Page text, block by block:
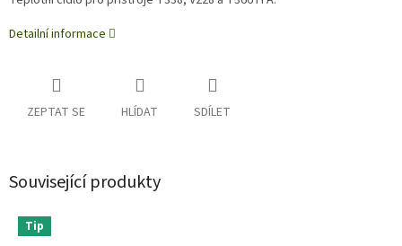
Detailní informace
ZEPTAT SE HLÍDAT SDÍLET
Související produkty
Tip